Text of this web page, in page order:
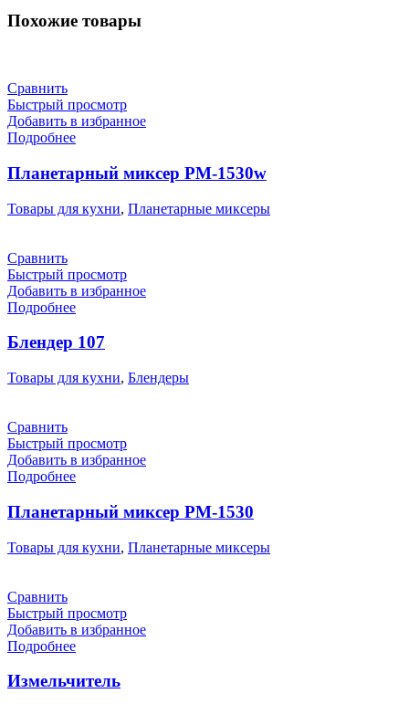
Похожие товары
Сравнить
Быстрый просмотр
Добавить в избранное
Подробнее
Планетарный миксер РМ-1530w
Товары для кухни, Планетарные миксеры
Сравнить
Быстрый просмотр
Добавить в избранное
Подробнее
Блендер 107
Товары для кухни, Блендеры
Сравнить
Быстрый просмотр
Добавить в избранное
Подробнее
Планетарный миксер РМ-1530
Товары для кухни, Планетарные миксеры
Сравнить
Быстрый просмотр
Добавить в избранное
Подробнее
Измельчитель